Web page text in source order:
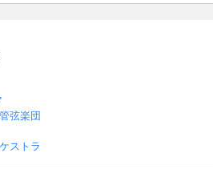
弦楽団
ストラ